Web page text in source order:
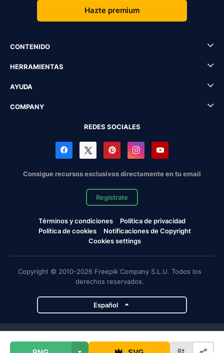
Hazte premium
CONTENIDO
HERRAMIENTAS
AYUDA
COMPANY
REDES SOCIALES
Consigue recursos exclusivos directamente en tu email
Regístrate
Términos y condiciones
Política de privacidad
Política de cookies
Notificaciones de Copyright
Cookies settings
Copyright © 2010-2026 Freepik Company S.L.U. Todos los
derechos reservados.
Español